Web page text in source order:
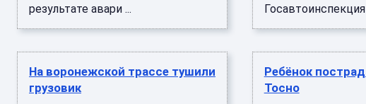
результате авари ...
Госавтоинспекция
На воронежской трассе тушили
грузовик
Ребёнок
Тосно